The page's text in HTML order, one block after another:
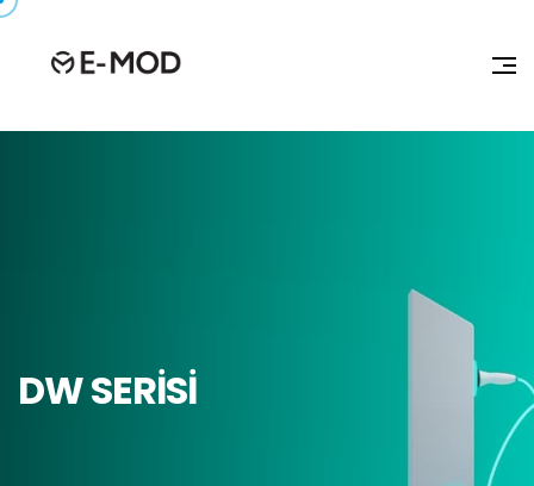
DW SERİSİ